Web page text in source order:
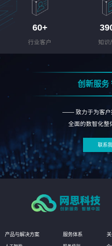
60+
行业客户 知识
创新服务
—— 致力于为客户
全面的数智化
联系
产品与解决方案 服务体系 关